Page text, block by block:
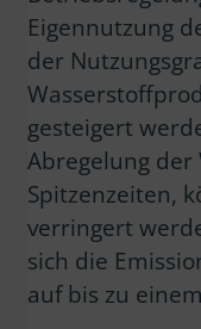
Eigennutzung
der
gesteigert
Abregelung
Spitzenzeiten,
verringert
sich die
auf bis zu